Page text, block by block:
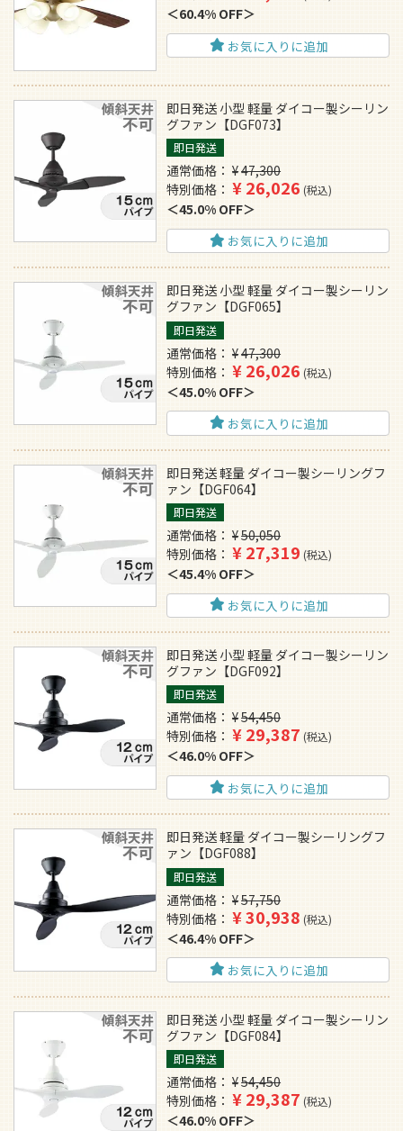
60.4% OFF
お気に入りに追加
即日発送 小型 軽量 ダイコー製シーリン
グファン【DGF073】
即日発送
通常価格 ¥47,300
特別価格
¥26,026 税込
45.0% OFF
お気に入りに追加
即日発送 小型 軽量 ダイコー製シーリン
グファン【DGF065】
即日発送
通常価格 ¥47,300
特別価格
¥26,026 税込
45.0% OFF
お気に入りに追加
即日発送 軽量 ダイコー製シーリングフ
ァン【DGF064】
即日発送
通常価格 ¥50,050
特別価格
¥27,319 税込
45.4% OFF
お気に入りに追加
即日発送 小型 軽量 ダイコー製シーリン
グファン【DGF092】
即日発送
通常価格 ¥54,450
特別価格
¥29,387 税込
46.0% OFF
お気に入りに追加
即日発送 軽量 ダイコー製シーリングフ
ァン【DGF088】
即日発送
通常価格 ¥57,750
特別価格
¥30,938 税込
46.4% OFF
お気に入りに追加
即日発送 小型 軽量 ダイコー製シーリン
グファン【DGF084】
即日発送
通常価格 ¥54,450
特別価格
¥29,387 税込
46.0% OFF